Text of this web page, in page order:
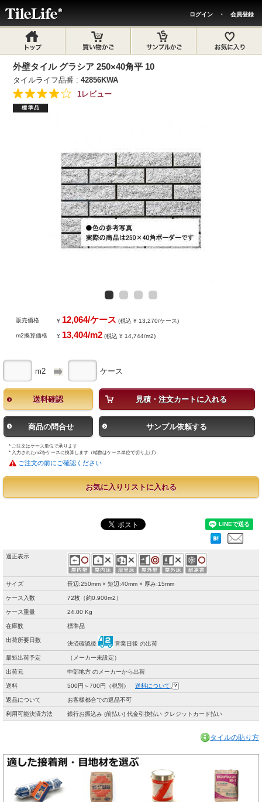
ログイン ・ 会員登録
外壁タイル グラシア 250×40角平 10
タイルライフ品番 :42856KWA
1レビュー
標準品
販売価格 ¥ 12,064/ケース (税込 ¥ 13,270/ケース)
m2換算価格 ¥ 13,404/m2 (税込 ¥ 14,744/m2)
m2 ケース
送料確認 見積・注文カートに入れる
商品の問合せ サンプル依頼する
* ご注文はケース単位で承ります
* 入力されたm2をケースに換算します（端数はケース単位で切り上げ）
ご注文の前にご確認ください
お気に入りリストに入れる
適正表示
サイズ 長辺:250mm × 短辺:40mm × 厚み:15mm
ケース入数 72枚（約0.900m2）
ケース重量 24.00 Kg
在庫数 標準品
出荷所要日数
決済確認後 営業日後 の出荷
最短出荷予定 （メーカー未設定）
出荷元 中部地方 のメーカーから出荷
送料 500円～700円（税別） 送料について
返品について お客様都合での返品不可
利用可能決済方法 銀行お振込み (前払い) 代金引換払い クレジットカード払い
タイルの貼り方